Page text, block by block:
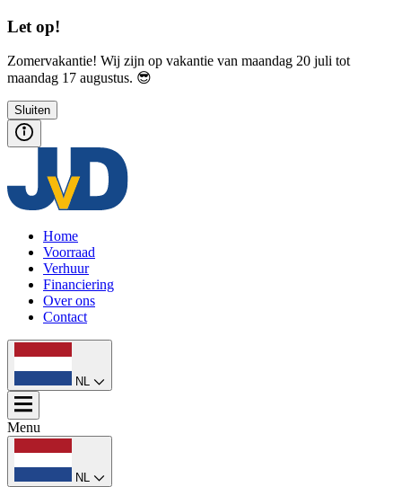
Let op!
Zomervakantie! Wij zijn op vakantie van maandag 20 juli tot
maandag 17 augustus. 😎
Sluiten
Home
Voorraad
Verhuur
Financiering
Over ons
Contact
NL
Menu
NL